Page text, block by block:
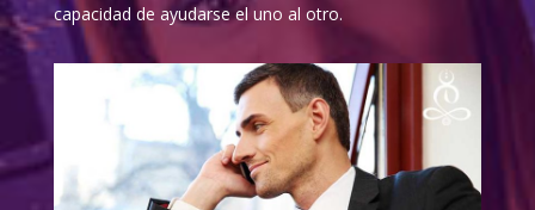
capacidad de ayudarse el uno al otro.